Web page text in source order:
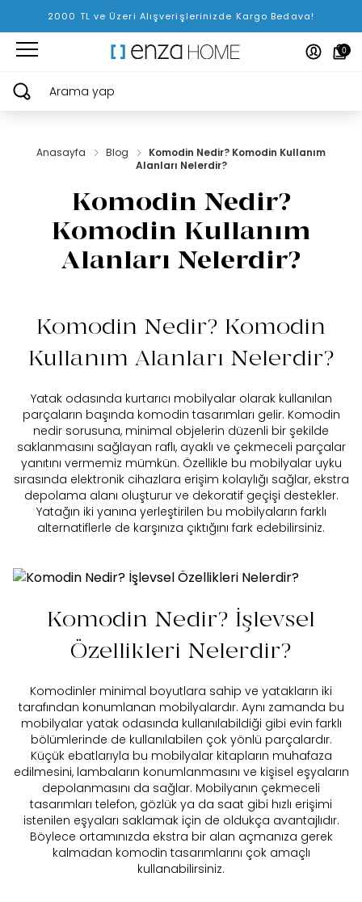
2000 TL ve Üzeri Alışverişlerinizde Kargo Bedava!
0
Arama yap
Anasayfa Blog
Komodin Nedir? Komodin Kullanım
Alanları Nelerdir?
Komodin Nedir?
Komodin Kullanım
Alanları Nelerdir?
Komodin Nedir? Komodin
Kullanım Alanları Nelerdir?
Yatak odasında kurtarıcı mobilyalar olarak kullanılan
parçaların başında komodin tasarımları gelir. Komodin
nedir sorusuna, minimal objelerin düzenli bir şekilde
saklanmasını sağlayan raflı, ayaklı ve çekmeceli parçalar
yanıtını vermemiz mümkün. Özellikle bu mobilyalar uyku
sırasında elektronik cihazlara erişim kolaylığı sağlar, ekstra
depolama alanı oluşturur ve dekoratif geçişi destekler.
Yatağın iki yanına yerleştirilen bu mobilyaların farklı
alternatiflerle de karşınıza çıktığını fark edebilirsiniz.
Komodin Nedir? İşlevsel
Özellikleri Nelerdir?
Komodinler minimal boyutlara sahip ve yatakların iki
tarafından konumlanan mobilyalardır. Aynı zamanda bu
mobilyalar yatak odasında kullanılabildiği gibi evin farklı
bölümlerinde de kullanılabilen çok yönlü parçalardır.
Küçük ebatlarıyla bu mobilyalar kitapların muhafaza
edilmesini, lambaların konumlanmasını ve kişisel eşyaların
depolanmasını da sağlar. Mobilyanın çekmeceli
tasarımları telefon, gözlük ya da saat gibi hızlı erişimi
istenilen eşyaları saklamak için de oldukça avantajlıdır.
Böylece ortamınızda ekstra bir alan açmanıza gerek
kalmadan komodin tasarımlarını çok amaçlı
kullanabilirsiniz.